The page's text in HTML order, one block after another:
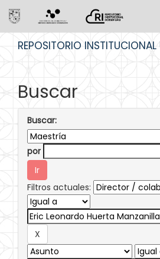
REPOSITORIO
Buscar
Buscar:
por
Filtros actuales: